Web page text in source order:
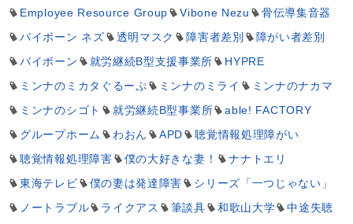
Employee Resource Group
Vibone Nezu
骨伝導集音器
バイボーン ネズ
透明マスク 障害者差別
障がい者差別
バイボーン
就労継続B型支援事業所
HYPRE
ミンナのミカタぐるーぷ
ミンナのミライ
ミンナのナカマ
ミンナのシゴト
就労継続B型事業所
able! FACTORY
グループホーム
わおん APD
聴覚情報処理障がい
聴覚情報処理障害
僕の大好きな妻！
ナナトエリ
東海テレビ
僕の妻は発達障害
シリーズ「一つじゃない」
ノートラブル
ライクアス 筆談具 和歌山大学
中途失聴